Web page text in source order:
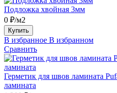
Подложка хвойная 3мм
0 ₽/м2
Купить
В избранное В избранном
Сравнить
Герметик для швов ламината
ламината